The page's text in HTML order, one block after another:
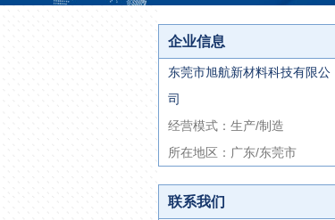
企业信息
东莞市旭航新材料科技有限公
司
经营模式：生产/制造
所在地区：广东/东莞市
联系我们